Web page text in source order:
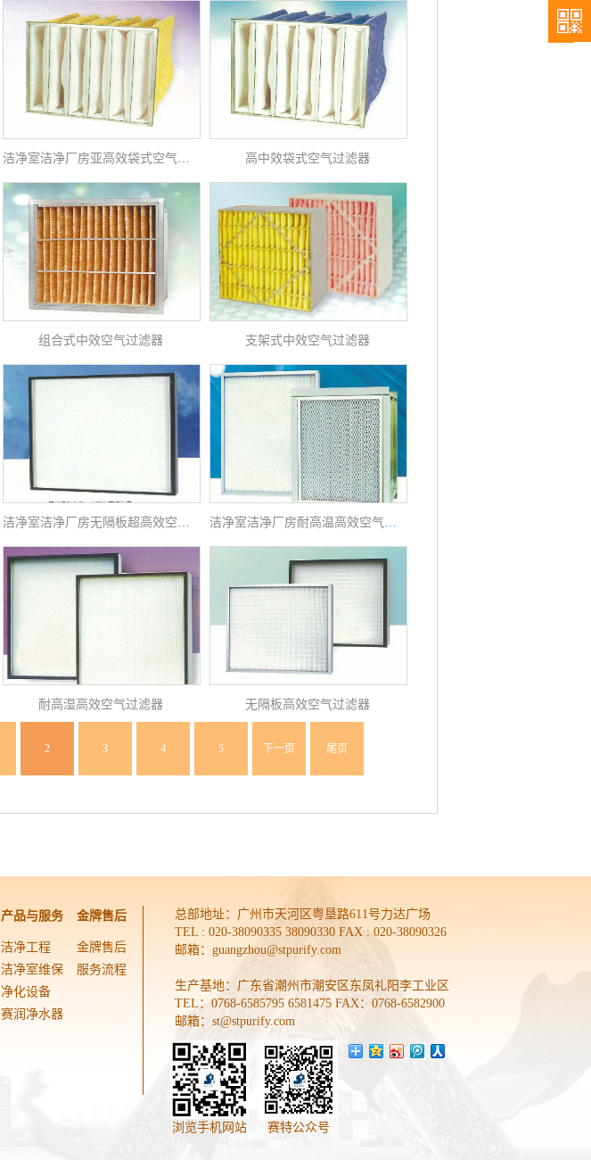
洁净室洁净厂房亚高效袋式空气过滤器 高中效袋式空气过滤器
组合式中效空气过滤器 支架式中效空气过滤器
洁净室洁净厂房无隔板超高效空气过滤器 洁净室洁净厂房耐高温高效空气过滤器
耐高湿高效空气过滤器 无隔板高效空气过滤器
2 3 4 5 下一页 尾页
浏览手机网站 赛特公众号
产品与服务
洁净工程
洁净室维保
净化设备
赛润净水器
金牌售后
金牌售后
服务流程
总部地址： 广州市天河区粤垦路611号力达广场
TEL : 020-38090335 38090330 FAX : 020-38090326
邮箱：guangzhou@stpurify.com
生产基地：广东省潮州市潮安区东凤礼阳李工业区
TEL：0768-6585795 6581475 FAX：0768-6582900
邮箱：st@stpurify.com